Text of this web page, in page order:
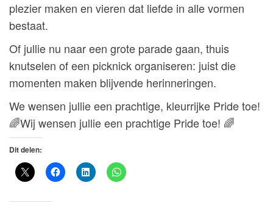
plezier maken en vieren dat liefde in alle vormen
bestaat.
Of jullie nu naar een grote parade gaan, thuis
knutselen of een picknick organiseren: juist die
momenten maken blijvende herinneringen.
We wensen jullie een prachtige, kleurrijke Pride toe!
🌈Wij wensen jullie een prachtige Pride toe! 🌈
Dit delen: